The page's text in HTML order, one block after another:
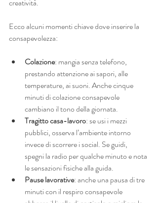
creatività.
Ecco alcuni momenti chiave dove inserire la
consapevolezza:
Colazione: mangia senza telefono,
prestando attenzione ai sapori, alle
temperature, ai suoni. Anche cinque
minuti di colazione consapevole
cambiano il tono della giornata.
Tragitto casa-lavoro: se usi i mezzi
pubblici, osserva l’ambiente intorno
invece di scorrere i social. Se guidi,
spegni la radio per qualche minuto e nota
le sensazioni fisiche alla guida.
Pause lavorative: anche una pausa di tre
minuti con il respiro consapevole